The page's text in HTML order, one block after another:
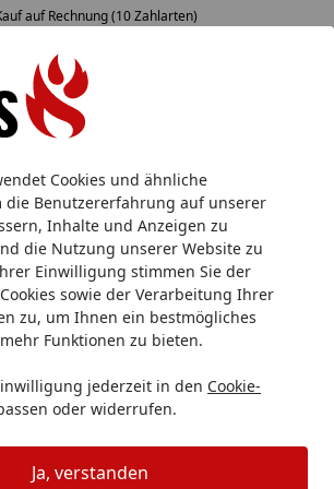
Cookies und ähnliche
die Benutzererfahrung auf unserer
Inhalte und Anzeigen zu
die Nutzung unserer Website zu
Einwilligung stimmen Sie der
sowie der Verarbeitung Ihrer
zu, um Ihnen ein bestmögliches
Funktionen zu bieten.
jederzeit in den Cookie-
oder widerrufen.
Ja, verstanden
auf Rechnung (10 Zahlarten)
Grillabdeckung Big Green Egg
Abdeckhaube NEST